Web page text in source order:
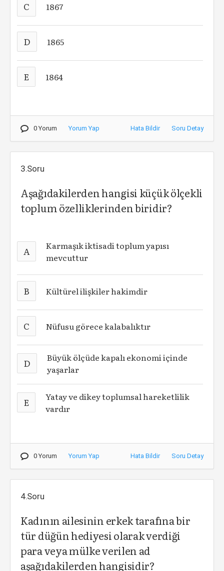
C 1867
D 1865
E 1864
0 Yorum Yorum Yap Hata Bildir Soru Detay
3.Soru
Aşağıdakilerden hangisi küçük ölçekli
toplum özelliklerinden biridir?
A
Karmaşık iktisadi toplum yapısı
mevcuttur
B Kültürel ilişkiler hakimdir
C Nüfusu görece kalabalıktır
D
Büyük ölçüde kapalı ekonomi içinde
yaşarlar
E
Yatay ve dikey toplumsal hareketlilik
vardır
0 Yorum Yorum Yap Hata Bildir Soru Detay
4.Soru
Kadının ailesinin erkek tarafına bir
tür düğün hediyesi olarak verdiği
para veya mülke verilen ad
aşağıdakilerden hangisidir?